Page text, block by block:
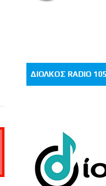
ΔΙΟΛΚΟΣ RADIO